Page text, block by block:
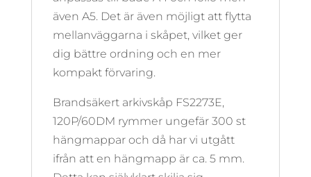
även A5. Det är även möjligt att flytta
mellanväggarna i skåpet, vilket ger
dig bättre ordning och en mer
kompakt förvaring.
Brandsäkert arkivskåp FS2273E,
120P/60DM rymmer ungefär 300 st
hängmappar och då har vi utgått
ifrån att en hängmapp är ca. 5 mm.